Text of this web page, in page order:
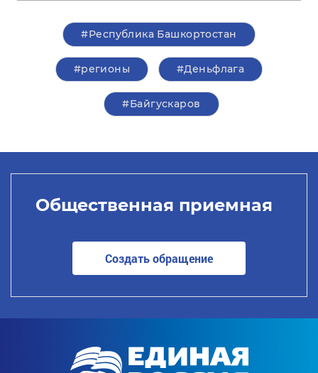
#Республика Башкортостан
#регионы #Деньфлага
#Байгускаров
Общественная приемная
Создать обращение